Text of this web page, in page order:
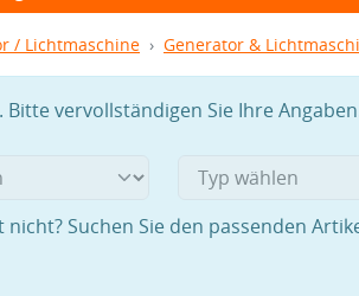
/ Lichtmaschine Generator &
vervollständigen Sie Ihre
Suchen Sie den passenden